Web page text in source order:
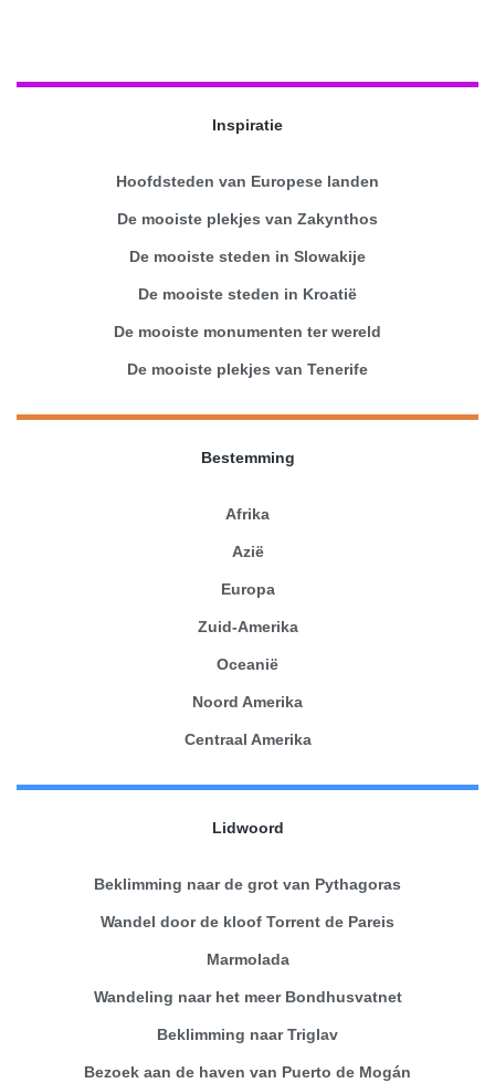
Inspiratie
Hoofdsteden van Europese landen
De mooiste plekjes van Zakynthos
De mooiste steden in Slowakije
De mooiste steden in Kroatië
De mooiste monumenten ter wereld
De mooiste plekjes van Tenerife
Bestemming
Afrika
Azië
Europa
Zuid-Amerika
Oceanië
Noord Amerika
Centraal Amerika
Lidwoord
Beklimming naar de grot van Pythagoras
Wandel door de kloof Torrent de Pareis
Marmolada
Wandeling naar het meer Bondhusvatnet
Beklimming naar Triglav
Bezoek aan de haven van Puerto de Mogán